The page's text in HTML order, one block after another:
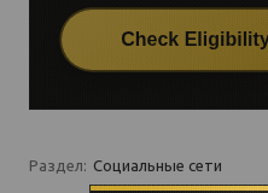
Раздел: Социальные сети